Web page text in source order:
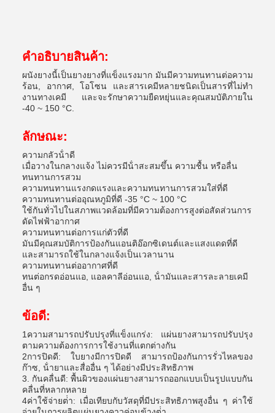
คําอธิบายสินค้า:
ผนังยางนี้เป็นยางยางที่แข็งแรงมาก มันมีความทนทานต่อความ
ร้อน, อากาศ, โอโซน และสารเคมีหลายชนิดเป็นสารที่ไม่ทํา
งานทางเคมี และจะรักษาความยืดหยุ่นและคุณสมบัติภายใน
-40 ~ 150 °C.
ลักษณะ:
ความกลัวน้ําดี
เมื่อวางในกลางแจ้ง ไม่ควรมีน้ําสะสมขึ้น ความชื้น หรือลื่น
ทนทานการสวม
ความทนทานแรงกดแรงและความทนทานการสวมใส่ที่ดี
ความทนทานต่ออุณหภูมิที่ดี -35 °C ~ 100 °C
ใช้กันทั่วไปในสภาพแวดล้อมที่มีความต้องการสูงต่อสัดส่วนการ
ดัดไฟฟ้าอากาศ
ความทนทานต่อการแก่ตัวที่ดี
มันมีคุณสมบัติการป้องกันแอนติอ๊อกซิเดนต์และแสงแดดที่ดี
และสามารถใช้ในกลางแจ้งเป็นเวลานาน
ความทนทานต่ออากาศที่ดี
ทนต่อกรดอ่อนแอ, แอลคาลีอ่อนแอ, น้ํามันและสารละลายเคมี
อื่น ๆ
ข้อดี:
1ความสามารถปรับปรุงที่แข็งแกร่ง: แผ่นยางสามารถปรับปรุง
ตามความต้องการการใช้งานที่แตกต่างกัน
2การปิดดี: ใบยางมีการปิดดี สามารถป้องกันการรั่วไหลของ
ก๊าซ, น้ํายาและสื่ออื่น ๆ ได้อย่างมีประสิทธิภาพ
3. กันคลื่นดี: พื้นผิวของแผ่นยางสามารถออกแบบเป็นรูปแบบกัน
คลื่นที่หลากหลาย
4ค่าใช้จ่ายต่ํา: เมื่อเทียบกับวัสดุที่มีประสิทธิภาพสูงอื่น ๆ ค่าใช้